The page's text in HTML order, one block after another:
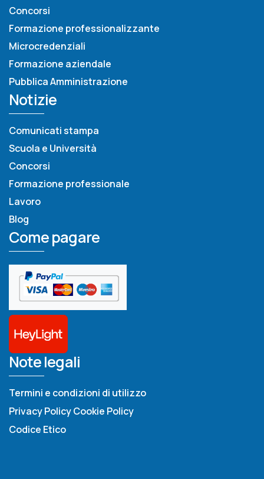
Concorsi
Formazione professionalizzante
Microcredenziali
Formazione aziendale
Pubblica Amministrazione
Notizie
Comunicati stampa
Scuola e Università
Concorsi
Formazione professionale
Lavoro
Blog
Come pagare
Note legali
Termini e condizioni di utilizzo
Privacy PolicyCookie Policy
Codice Etico